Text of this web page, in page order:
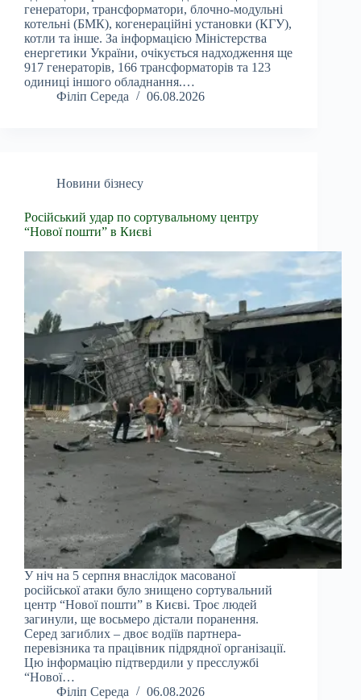
генератори, трансформатори, блочно-модульні
котельні (БМК), когенераційні установки (КГУ),
котли та інше. За інформацією Міністерства
енергетики України, очікується надходження ще
917 генераторів, 166 трансформаторів та 123
одиниці іншого обладнання.…
Філіп Середа
06.08.2026
Новини бізнесу
Російський удар по сортувальному центру
“Нової пошти” в Києві
У ніч на 5 серпня внаслідок масованої
російської атаки було знищено сортувальний
центр “Нової пошти” в Києві. Троє людей
загинули, ще восьмеро дістали поранення.
Серед загиблих – двоє водіїв партнера-
перевізника та працівник підрядної організації.
Цю інформацію підтвердили у пресслужбі
“Нової…
Філіп Середа
06.08.2026